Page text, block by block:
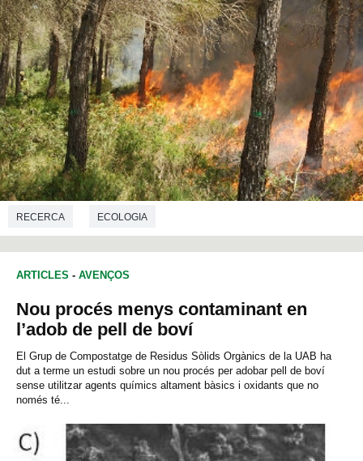
RECERCA ECOLOGIA
ARTICLES - AVENÇOS
Nou procés menys contaminant en
l’adob de pell de boví
El Grup de Compostatge de Residus Sòlids Orgànics de la UAB ha
dut a terme un estudi sobre un nou procés per adobar pell de boví
sense utilitzar agents químics altament bàsics i oxidants que no
només té...